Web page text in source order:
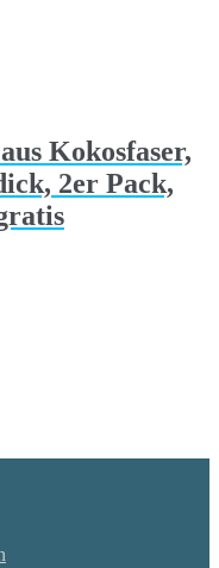
Kokosfaser,
2er Pack,